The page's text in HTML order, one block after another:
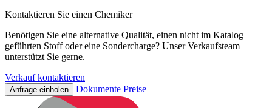
Kontaktieren Sie einen Chemiker
Benötigen Sie eine alternative Qualität, einen nicht im Katalog
geführten Stoff oder eine Sondercharge? Unser Verkaufsteam
unterstützt Sie gerne.
Verkauf kontaktieren
Anfrage einholen Dokumente Preise